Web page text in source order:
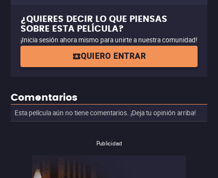
¿QUIERES DECIR LO QUE PIENSAS
SOBRE ESTA PELÍCULA?
¡Inicia sesión ahora mismo para unirte a nuestra comunidad!
QUIERO ENTRAR
Comentarios
Esta película aún no tiene comentarios. ¡Deja tu opinión arriba!
Publicidad